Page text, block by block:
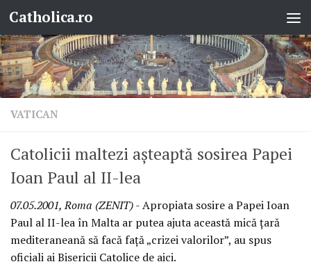
Skip to content
Catholica.ro
VATICAN
Catolicii maltezi aşteaptă sosirea Papei
Ioan Paul al II-lea
07.05.2001, Roma (ZENIT)- Apropiata sosire a Papei Ioan
Paul al II-lea în Malta ar putea ajuta această mică ţară
mediteraneană să facă faţă „crizei valorilor”, au spus
oficiali ai Bisericii Catolice de aici.